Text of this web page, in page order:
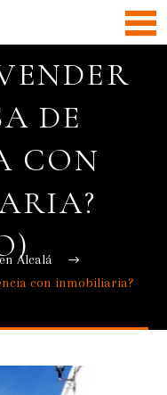
DE
CON
Alcalá
con inmobiliaria?